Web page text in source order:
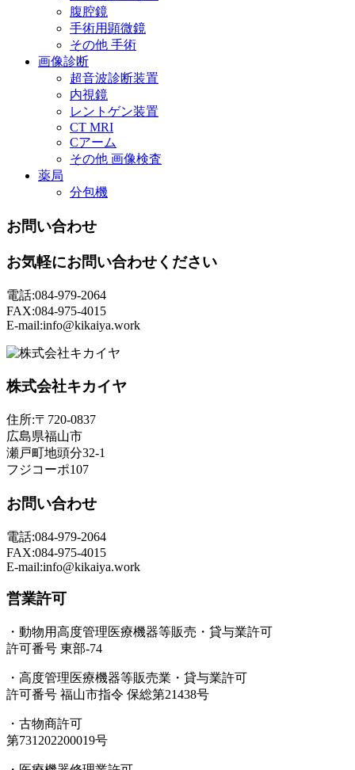
腹腔鏡
手術用顕微鏡
その他 手術
画像診断
超音波診断装置
内視鏡
レントゲン装置
CT MRI
Cアーム
その他 画像検査
薬局
分包機
お問い合わせ
お気軽にお問い合わせください
電話:084-979-2064
FAX:084-975-4015
E-mail:info@kikaiya.work
株式会社キカイヤ
住所:〒720-0837
広島県福山市
瀬戸町地頭分32-1
フジコーポ107
お問い合わせ
電話:084-979-2064
FAX:084-975-4015
E-mail:info@kikaiya.work
営業許可
・動物用高度管理医療機器等販売・貸与業許可
許可番号 東部-74
・高度管理医療機器等販売業・貸与業許可
許可番号 福山市指令 保総第21438号
・古物商許可
第731202200019号